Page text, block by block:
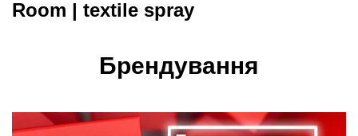
Room | textile spray
Брендування